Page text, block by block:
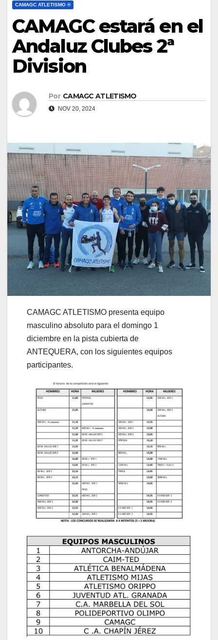
CAMAGC ATLETISMO ®
CAMAGC estará en el
Andaluz Clubes 2ª
Division
Por CAMAGC ATLETISMO
NOV 20, 2024
CAMAGC ATLETISMO presenta equipo
masculino absoluto para el domingo 1
diciembre en la pista cubierta de
ANTEQUERA, con los siguientes equipos
participantes.